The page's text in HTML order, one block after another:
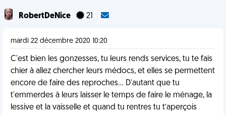
RobertDeNice 21
mardi 22 décembre 2020 10:20
C'est bien les gonzesses, tu leurs rends services, tu te fais
chier à allez chercher leurs médocs, et elles se permettent
encore de faire des reproches... D'autant que tu
t'emmerdes à leurs laisser le temps de faire le ménage, la
lessive et la vaisselle et quand tu rentres tu t’aperçois